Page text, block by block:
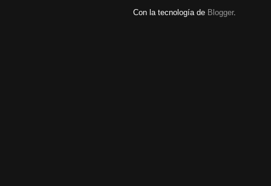
Con la tecnología de Blogger.